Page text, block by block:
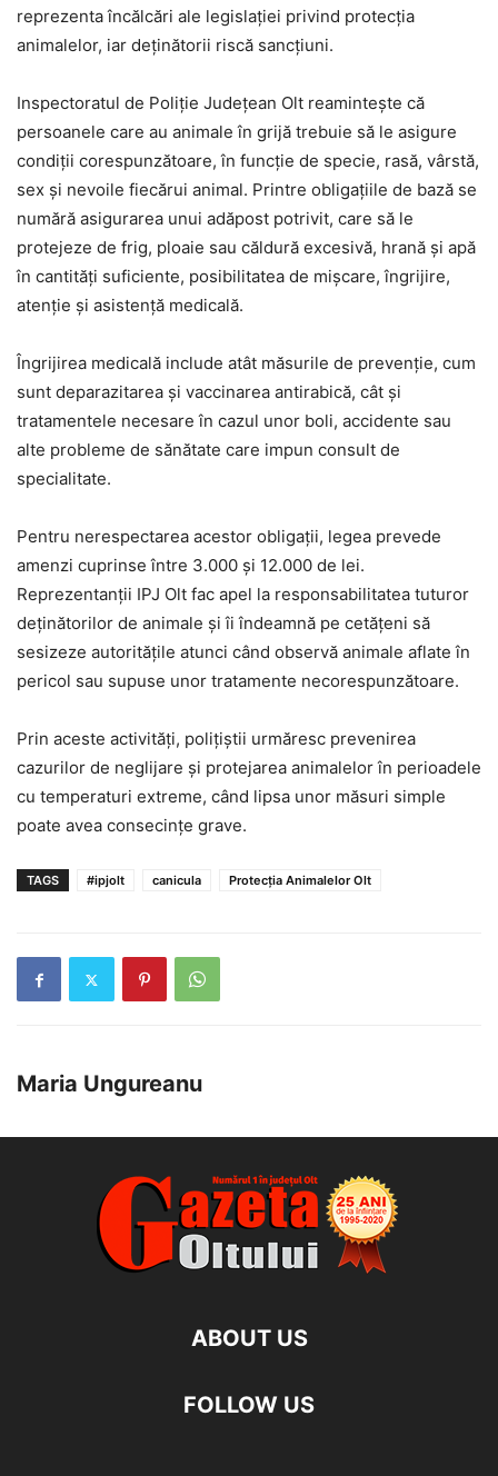
reprezenta încălcări ale legislației privind protecția
animalelor, iar deținătorii riscă sancțiuni.
Inspectoratul de Poliție Județean Olt reamintește că
persoanele care au animale în grijă trebuie să le asigure
condiții corespunzătoare, în funcție de specie, rasă, vârstă,
sex și nevoile fiecărui animal. Printre obligațiile de bază se
numără asigurarea unui adăpost potrivit, care să le
protejeze de frig, ploaie sau căldură excesivă, hrană și apă
în cantități suficiente, posibilitatea de mișcare, îngrijire,
atenție și asistență medicală.
Îngrijirea medicală include atât măsurile de prevenție, cum
sunt deparazitarea și vaccinarea antirabică, cât și
tratamentele necesare în cazul unor boli, accidente sau
alte probleme de sănătate care impun consult de
specialitate.
Pentru nerespectarea acestor obligații, legea prevede
amenzi cuprinse între 3.000 și 12.000 de lei.
Reprezentanții IPJ Olt fac apel la responsabilitatea tuturor
deținătorilor de animale și îi îndeamnă pe cetățeni să
sesizeze autoritățile atunci când observă animale aflate în
pericol sau supuse unor tratamente necorespunzătoare.
Prin aceste activități, polițiștii urmăresc prevenirea
cazurilor de neglijare și protejarea animalelor în perioadele
cu temperaturi extreme, când lipsa unor măsuri simple
poate avea consecințe grave.
TAGS #ipjolt canicula Protecția Animalelor Olt
Maria Ungureanu
ABOUT US
FOLLOW US